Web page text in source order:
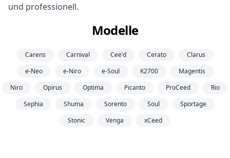
und professionell.
Modelle
Carens Carnival Cee'd Cerato
Clarus
e-Neo
e-Niro e-Soul K2700
Magentis
Niro
Opirus Optima Picanto ProCeed
Rio
Sephia
Shuma Sorento Soul
Sportage
Stonic
Venga xCeed